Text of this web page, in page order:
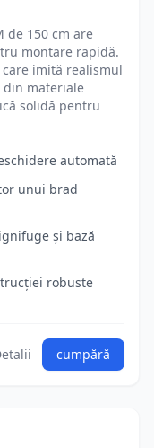
de 150 cm are
montare rapidă.
imită realismul
din materiale
solidă pentru
automată
unui brad
și bază
robuste
cumpără